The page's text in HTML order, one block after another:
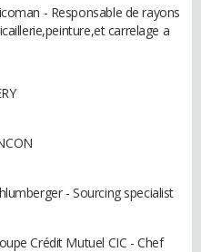
- Responsable de rayons
carrelage a
- Sourcing specialist
Crédit Mutuel CIC - Chef